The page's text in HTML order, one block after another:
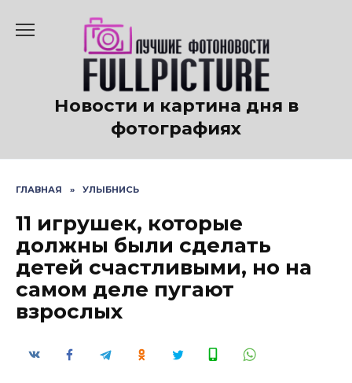
содержанию
Новости и картина дня в
фотографиях
ГЛАВНАЯ » УЛЫБНИСЬ
11 игрушек, которые
должны были сделать
детей счастливыми, но на
самом деле пугают
взрослых